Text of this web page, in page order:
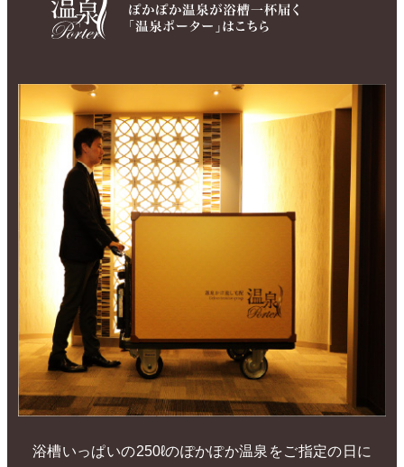
浴槽いっぱいの250ℓのぽかぽか温泉をご指定の日に